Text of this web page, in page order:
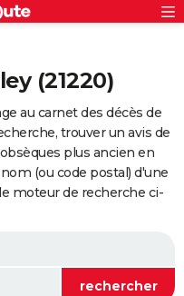
(21220)
au carnet des décès de
trouver un avis de
plus ancien en
(ou code postal) d'une
moteur de recherche ci-